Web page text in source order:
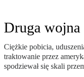
Druga wojna
Ciężkie pobicia,
traktowanie przez
spodziewał się skali